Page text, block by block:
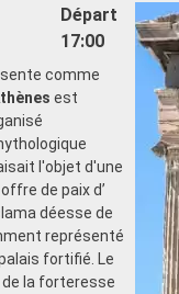
Départ
17:00
comme
est
l'objet d'une
de paix d’
déesse de
représenté
fortifié. Le
la forteresse